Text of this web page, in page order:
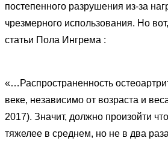
постепенного разрушения из-за
чрезмерного использования. Но
статьи Пола Ингрема :
«…Распространенность
веке, независимо от возраста и
2017). Значит, должно произойти
тяжелее в среднем, но не в два